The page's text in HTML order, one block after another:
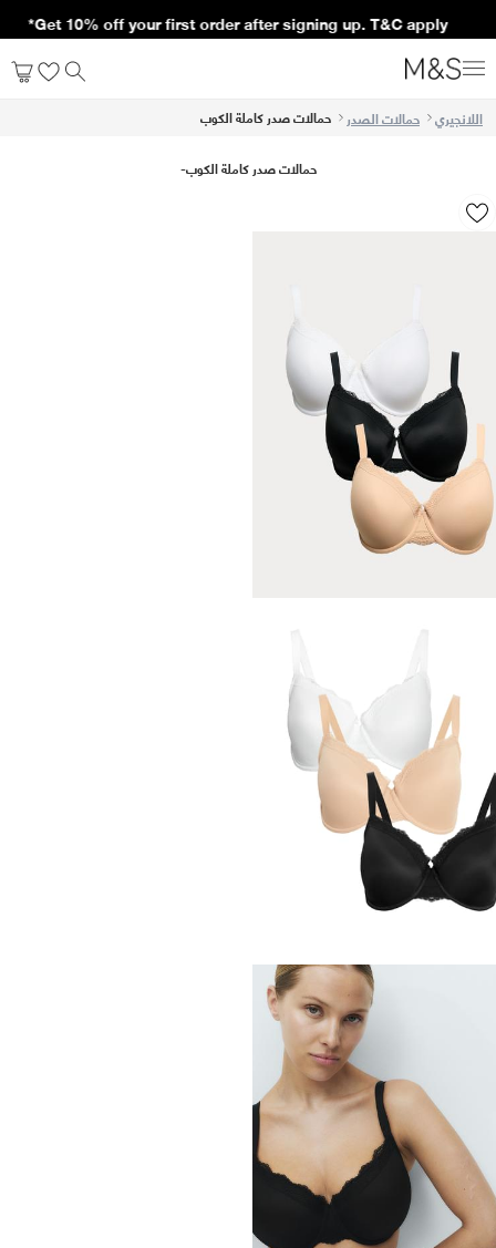
Get 10% off your first order after signing up. T&C apply*
اللانجيري حمالات الصدر
حمالات صدر كاملة الكوب
حمالات صدر كاملة الكوب-